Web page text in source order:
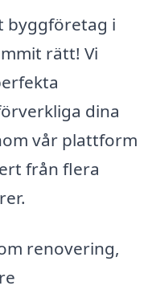
byggföretag i
rätt! Vi
dina
vår plattform
från flera
renovering,